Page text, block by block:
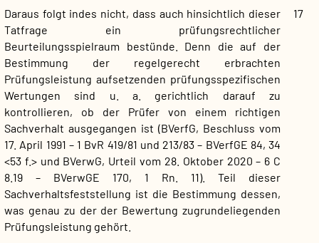
17
Daraus folgt indes nicht, dass auch hinsichtlich dieser
Tatfrage ein prüfungsrechtlicher
Beurteilungsspielraum bestünde. Denn die auf der
Bestimmung der regelgerecht erbrachten
Prüfungsleistung aufsetzenden prüfungsspezifischen
Wertungen sind u. a. gerichtlich darauf zu
kontrollieren, ob der Prüfer von einem richtigen
Sachverhalt ausgegangen ist (BVerfG, Beschluss vom
17. April 1991 – 1 BvR 419/81 und 213/83 – BVerfGE 84, 34
<53 f.> und BVerwG, Urteil vom 28. Oktober 2020 – 6 C
8.19 – BVerwGE 170, 1 Rn. 11). Teil dieser
Sachverhaltsfeststellung ist die Bestimmung dessen,
was genau zu der der Bewertung zugrundeliegenden
Prüfungsleistung gehört.